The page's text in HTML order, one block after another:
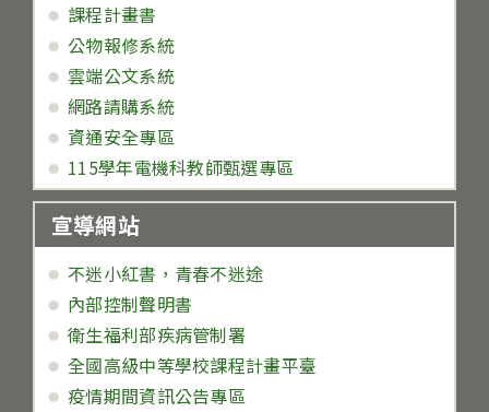
課程計畫書
公物報修系統
雲端公文系統
網路請購系統
資通安全專區
115學年電機科教師甄選專區
宣導網站
不迷小紅書，青春不迷途
內部控制聲明書
衛生福利部疾病管制署
全國高級中等學校課程計畫平臺
疫情期間資訊公告專區